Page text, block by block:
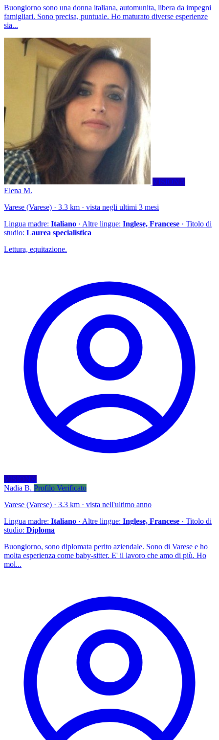
Buongiorno sono una donna italiana, automunita, libera da impegni
famigliari. Sono precisa, puntuale. Ho maturato diverse esperienze
sia...
VISIONA
Elena M.
Varese (Varese) · 3.3 km · vista negli ultimi 3 mesi
Lingua madre: Italiano · Altre lingue: Inglese, Francese · Titolo di
studio: Laurea specialistica
Lettura, equitazione.
VISIONA
Nadia B. Profilo Verificato
Varese (Varese) · 3.3 km · vista nell'ultimo anno
Lingua madre: Italiano · Altre lingue: Inglese, Francese · Titolo di
studio: Diploma
Buongiorno, sono diplomata perito aziendale. Sono di Varese e ho
molta esperienza come baby-sitter. E' il lavoro che amo di più. Ho
mol...